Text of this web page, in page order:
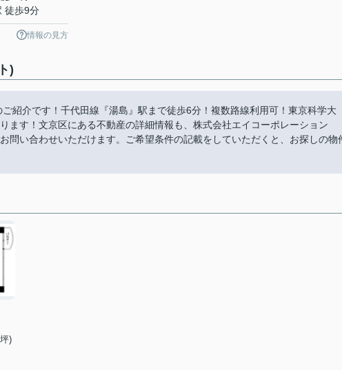
徒歩9分
情報の見方
)
介です！千代田線『湯島』駅まで徒歩6分！複数路線利用可！東京科学大
ます！文京区にある不動産の詳細情報も、株式会社エイコーポレーション
問い合わせいただけます。ご希望条件の記載をしていただくと、お探しの物
)